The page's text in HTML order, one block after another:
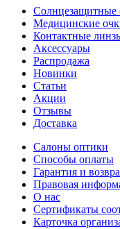
Солнцезащитные
Медицинские
Контактные
Аксессуары
Распродажа
Новинки
Статьи
Акции
Отзывы
Доставка
Салоны оптики
Способы оплаты
Гарантия и
Правовая
О нас
Сертификаты
Карточка